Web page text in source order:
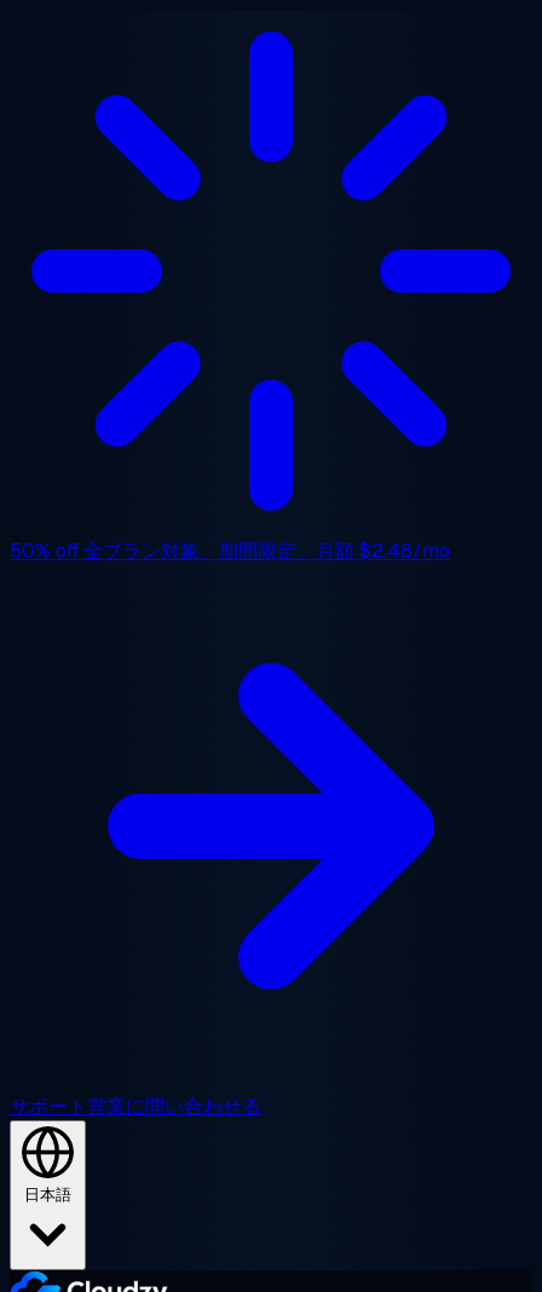
50% off全プラン対象、期間限定。月額$2.48/mo
サポート営業に問い合わせる
日本語